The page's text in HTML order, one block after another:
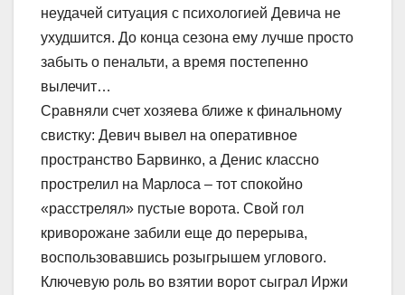
неудачей ситуация с психологией Девича не
ухудшится. До конца сезона ему лучше просто
забыть о пенальти, а время постепенно
вылечит…
Сравняли счет хозяева ближе к финальному
свистку: Девич вывел на оперативное
пространство Барвинко, а Денис классно
прострелил на Марлоса – тот спокойно
«расстрелял» пустые ворота. Свой гол
криворожане забили еще до перерыва,
воспользовавшись розыгрышем углового.
Ключевую роль во взятии ворот сыграл Иржи